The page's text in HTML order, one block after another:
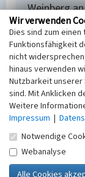
Weinberg
Schlagwörter
Weinberg
Ort
Großräschen
Fachsicht(en)
Keine Angabe
Übernahme
Wir verwenden
Dies sind zum
Funktionsfähigkeit
nicht
hinaus verwenden
Nutzbarkeit
sind. Mit Anklicken
Weitere
Impressum |
Notwendige
Webanalyse